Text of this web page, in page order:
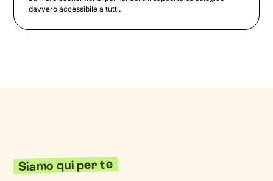
davvero accessibile a tutti.
Siamo qui per te